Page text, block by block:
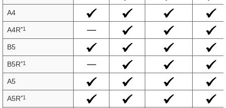
A4
A4R*1
B5
B5R*1
A5
A5R*1